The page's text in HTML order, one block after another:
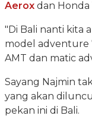
Aerox dan Honda
"Di Bali nanti kita
model adventure
AMT dan matic
Sayang Najmin
yang akan
pekan ini di Bali.